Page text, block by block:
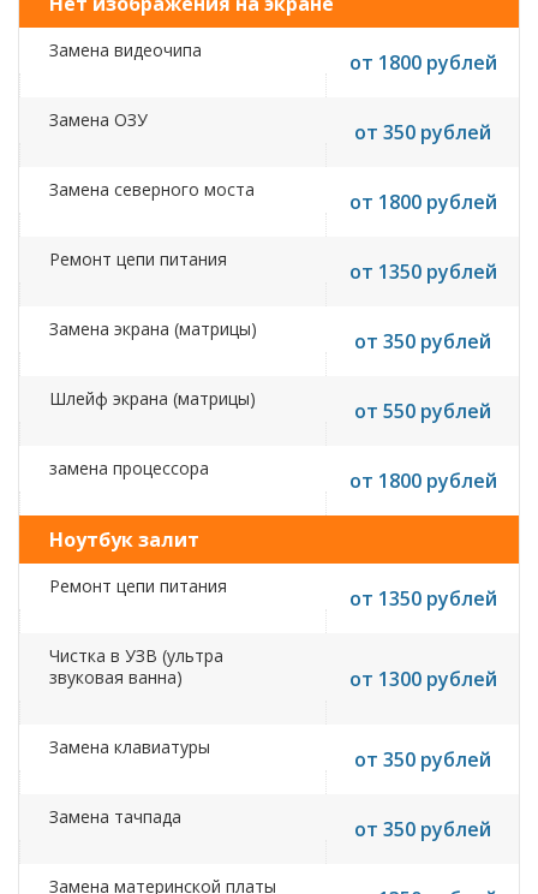
Замена видеочипа от 1800 рублей
Замена ОЗУ от 350 рублей
Замена северного моста от 1800 рублей
Ремонт цепи питания от 1350 рублей
Замена экрана (матрицы) от 350 рублей
Шлейф экрана (матрицы) от 550 рублей
замена процессора от 1800 рублей
Ноутбук залит
Ремонт цепи питания от 1350 рублей
Чистка в УЗВ (ультра
звуковая ванна)
от 1300 рублей
Замена клавиатуры от 350 рублей
Замена тачпада от 350 рублей
Замена материнской платы